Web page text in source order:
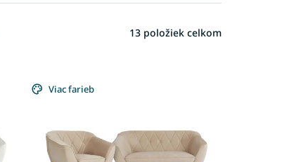
13 položiek celkom
Viac farieb